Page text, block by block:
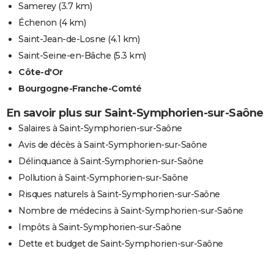
Samerey(3.7 km)
Échenon (4 km)
Saint-Jean-de-Losne (4.1 km)
Saint-Seine-en-Bâche (5.3 km)
Côte-d'Or
Bourgogne-Franche-Comté
En savoir plus sur Saint-Symphorien-sur-Saône
Salaires à Saint-Symphorien-sur-Saône
Avis de décès à Saint-Symphorien-sur-Saône
Délinquance à Saint-Symphorien-sur-Saône
Pollution à Saint-Symphorien-sur-Saône
Risques naturels à Saint-Symphorien-sur-Saône
Nombre de médecins à Saint-Symphorien-sur-Saône
Impôts à Saint-Symphorien-sur-Saône
Dette et budget de Saint-Symphorien-sur-Saône